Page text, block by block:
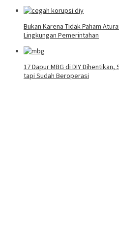
Bukan Karena Tidak Paham
Lingkungan Pemerintahan
17 Dapur MBG di DIY
tapi Sudah Beroperasi